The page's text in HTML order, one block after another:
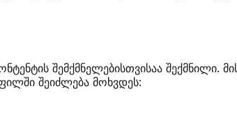
შემქმნელებისთვისაა შექმნილი.
შეიძლება მოხვდეს: